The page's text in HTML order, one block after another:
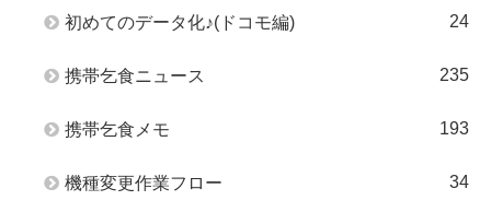
初めてのデータ化♪(ドコモ編) 24
携帯乞食ニュース 235
携帯乞食メモ 193
機種変更作業フロー 34